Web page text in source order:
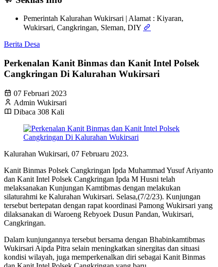
Pemerintah Kalurahan Wukirsari | Alamat : Kiyaran,
Wukirsari, Cangkringan, Sleman, DIY
Berita Desa
Perkenalan Kanit Binmas dan Kanit Intel Polsek
Cangkringan Di Kalurahan Wukirsari
07 Februari 2023
Admin Wukirsari
Dibaca 308 Kali
Kalurahan Wukirsari, 07 Februaru 2023.
Kanit Binmas Polsek Cangkringan Ipda Muhammad Yusuf Ariyanto
dan Kanit Intel Polsek Cangkringan Ipda M Husni telah
melaksanakan Kunjungan Kamtibmas dengan melakukan
silaturahmi ke Kalurahan Wukirsari. Selasa,(7/2/23). Kunjungan
tersebut bertepatan dengan rapat koordinasi Pamong Wukirsari yang
dilaksanakan di Waroeng Rebyoek Dusun Pandan, Wukirsari,
Cangkringan.
Dalam kunjungannya tersebut bersama dengan Bhabinkamtibmas
Wukirsari Aipda Pitra selain meningkatkan sinergitas dan situasi
kondisi wilayah, juga memperkenalkan diri sebagai Kanit Binmas